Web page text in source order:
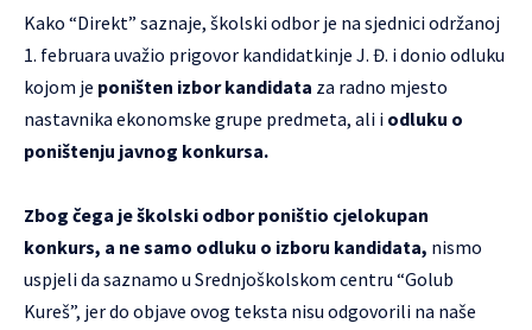
Kako “Direkt” saznaje, školski odbor je na sjednici održanoj
1. februara uvažio prigovor kandidatkinje J. Đ. i donio odluku
kojom je poništen izbor kandidata za radno mjesto
nastavnika ekonomske grupe predmeta, ali i odluku o
poništenju javnog konkursa.
Zbog čega je školski odbor poništio cjelokupan
konkurs, a ne samo odluku o izboru kandidata, nismo
uspjeli da saznamo u Srednjoškolskom centru “Golub
Kureš”, jer do objave ovog teksta nisu odgovorili na naše